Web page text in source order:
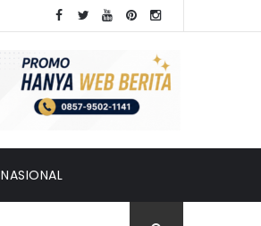
NASIONAL